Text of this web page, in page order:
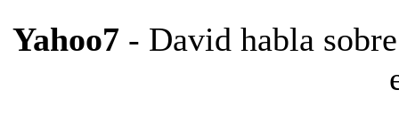
Yahoo7 - David habla